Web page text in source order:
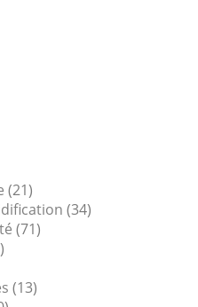
(21)
(34)
(71)
(13)